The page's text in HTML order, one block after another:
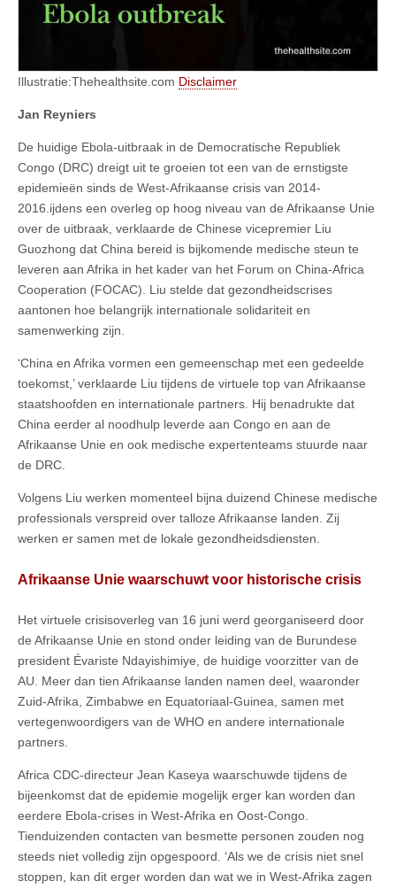
Illustratie:Thehealthsite.com Disclaimer
Jan Reyniers
De huidige Ebola-uitbraak in de Democratische Republiek
Congo (DRC) dreigt uit te groeien tot een van de ernstigste
epidemieën sinds de West-Afrikaanse crisis van 2014-
2016.ijdens een overleg op hoog niveau van de Afrikaanse Unie
over de uitbraak, verklaarde de Chinese vicepremier Liu
Guozhong dat China bereid is bijkomende medische steun te
leveren aan Afrika in het kader van het Forum on China-Africa
Cooperation (FOCAC). Liu stelde dat gezondheidscrises
aantonen hoe belangrijk internationale solidariteit en
samenwerking zijn.
‘China en Afrika vormen een gemeenschap met een gedeelde
toekomst,’ verklaarde Liu tijdens de virtuele top van Afrikaanse
staatshoofden en internationale partners. Hij benadrukte dat
China eerder al noodhulp leverde aan Congo en aan de
Afrikaanse Unie en ook medische expertenteams stuurde naar
de DRC.
Volgens Liu werken momenteel bijna duizend Chinese medische
professionals verspreid over talloze Afrikaanse landen. Zij
werken er samen met de lokale gezondheidsdiensten.
Afrikaanse Unie waarschuwt voor historische crisis
Het virtuele crisisoverleg van 16 juni werd georganiseerd door
de Afrikaanse Unie en stond onder leiding van de Burundese
president Évariste Ndayishimiye, de huidige voorzitter van de
AU. Meer dan tien Afrikaanse landen namen deel, waaronder
Zuid-Afrika, Zimbabwe en Equatoriaal-Guinea, samen met
vertegenwoordigers van de WHO en andere internationale
partners.
Africa CDC-directeur Jean Kaseya waarschuwde tijdens de
bijeenkomst dat de epidemie mogelijk erger kan worden dan
eerdere Ebola-crises in West-Afrika en Oost-Congo.
Tienduizenden contacten van besmette personen zouden nog
steeds niet volledig zijn opgespoord. ‘Als we de crisis niet snel
stoppen, kan dit erger worden dan wat we in West-Afrika zagen